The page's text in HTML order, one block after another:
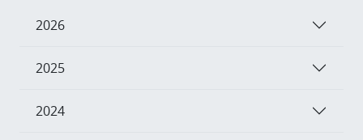
2026
2025
2024